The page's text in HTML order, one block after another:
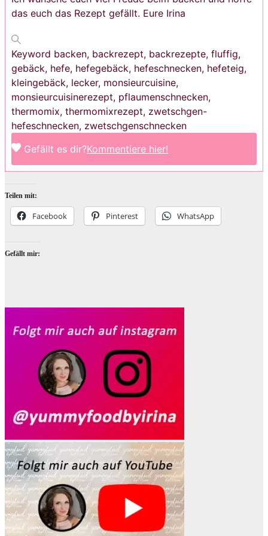
das euch das Rezept gefällt. Eure Irina
Keyword backen, backrezept, backrezepte, fluffig,
gebäck, hefe, hefegebäck, hefeschnecken, hefeteig,
kleingebäck, lecker, monsieurcuisine,
monsieurcuisinerezept, pflaumenschnecken,
thermomix, thermomixrezept, zwetschgen-
hefeschnecken, zwetschgenschnecken
Gefällt es dir?Kommentiere hier!
Teilen mit:
Facebook Pinterest WhatsApp
Gefällt mir: